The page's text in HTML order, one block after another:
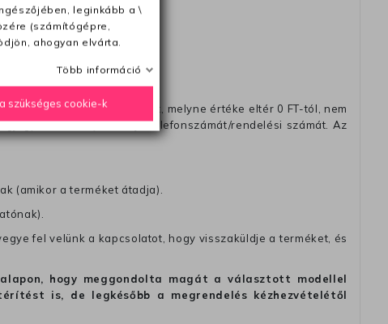
utávéttel küldött csomagot, melyne értéke eltér 0 FT-tól, nem
amelyre felírja telefonszámát/rendelési számát. Az
(amikor a terméket átadja).
fel velünk a kapcsolatot, hogy visszaküldje a terméket, és
hogy meggondolta magát a választott modellel
is, de legkésőbb a megrendelés kézhezvételétől
leginkább a \
(számítógépre,
ahogyan elvárta.
Több információ
szükséges cookie-k